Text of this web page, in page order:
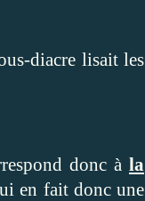
diacre lisait les
donc àla
en fait donc une